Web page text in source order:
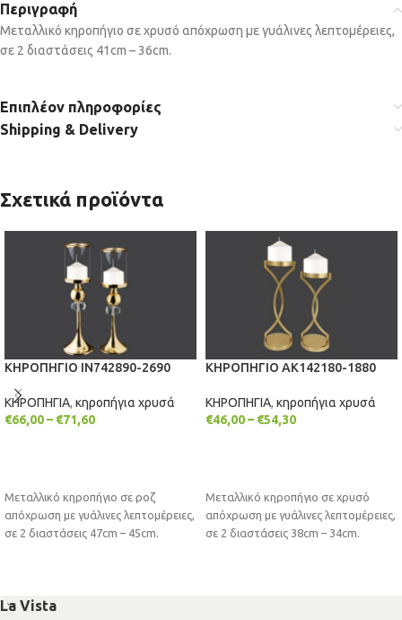
Περιγραφή
Μεταλλικό κηροπήγιο σε χρυσό απόχρωση με γυάλινες λεπτομέρειες,
σε 2 διαστάσεις 41cm – 36cm.
Επιπλέον πληροφορίες
Shipping & Delivery
Σχετικά προϊόντα
ΚΗΡΟΠΗΓΙΟ IN742890-2690
ΚΗΡΟΠΗΓΙΑ, κηροπήγια χρυσά
€66,00– €71,60
Μεταλλικό κηροπήγιο σε ροζ
απόχρωση με γυάλινες λεπτομέρειες,
σε 2 διαστάσεις 47cm – 45cm.
ΚΗΡΟΠΗΓΙΟ AK142180-1880
ΚΗΡΟΠΗΓΙΑ, κηροπήγια χρυσά
€46,00– €54,30
Μεταλλικό κηροπήγιο σε χρυσό
απόχρωση με γυάλινες λεπτομέρειες,
σε 2 διαστάσεις 38cm – 34cm.
La Vista